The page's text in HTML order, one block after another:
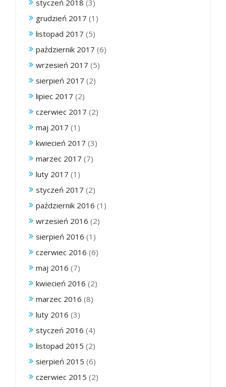
styczeń 2018 (3)
grudzień 2017 (1)
listopad 2017 (5)
październik 2017 (6)
wrzesień 2017 (5)
sierpień 2017 (2)
lipiec 2017 (2)
czerwiec 2017 (2)
maj 2017 (1)
kwiecień 2017 (3)
marzec 2017 (7)
luty 2017 (1)
styczeń 2017 (2)
październik 2016 (1)
wrzesień 2016 (2)
sierpień 2016 (1)
czerwiec 2016 (6)
maj 2016 (7)
kwiecień 2016 (2)
marzec 2016 (8)
luty 2016 (3)
styczeń 2016 (4)
listopad 2015 (2)
sierpień 2015 (6)
czerwiec 2015 (2)